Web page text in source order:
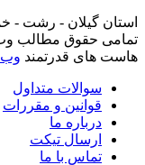
استان گیلان - رشت -
تمامی حقوق مطالب
هاست های قدرتمند وب
سوالات متداول
قوانین و مقررات
درباره ما
ارسال تیکت
تماس با ما